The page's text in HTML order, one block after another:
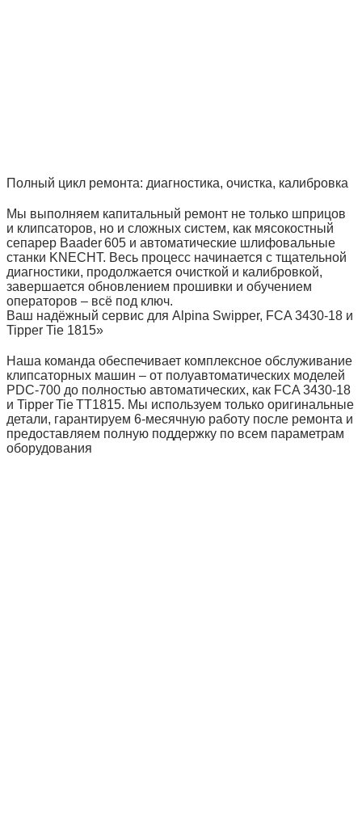
Полный цикл ремонта: диагностика, очистка, калибровка
Мы выполняем капитальный ремонт не только шприцов
и клипсаторов, но и сложных систем, как мясокостный
сепарер Baader 605 и автоматические шлифовальные
станки KNECHT. Весь процесс начинается с тщательной
диагностики, продолжается очисткой и калибровкой,
завершается обновлением прошивки и обучением
операторов – всё под ключ.
Ваш надёжный сервис для Alpina Swipper, FCA 3430‑18 и
Tipper Tie 1815»
Наша команда обеспечивает комплексное обслуживание
клипсаторных машин – от полуавтоматических моделей
PDC‑700 до полностью автоматических, как FCA 3430‑18
и Tipper Tie TT1815. Мы используем только оригинальные
детали, гарантируем 6‑месячную работу после ремонта и
предоставляем полную поддержку по всем параметрам
оборудования